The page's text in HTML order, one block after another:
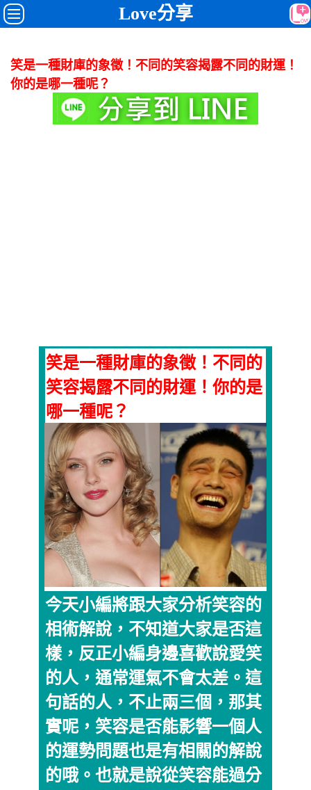
Love分享
笑是一種財庫的象徵！不同的笑容揭露不同的財運！
你的是哪一種呢？
笑是一種財庫的象徵！不同的
笑容揭露不同的財運！你的是
哪一種呢？
今天小編將跟大家分析笑容的
相術解說，不知道大家是否這
樣，反正小編身邊喜歡說愛笑
的人，通常運氣不會太差。這
句話的人，不止兩三個，那其
實呢，笑容是否能影響一個人
的運勢問題也是有相關的解說
的哦。也就是說從笑容能過分